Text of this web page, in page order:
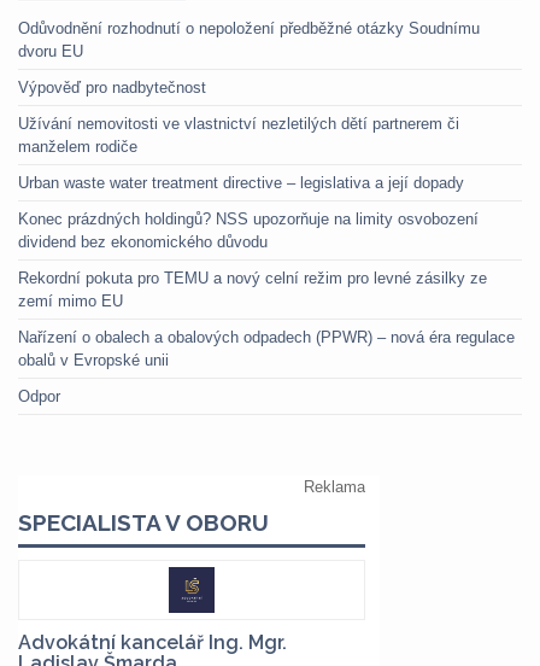
Odůvodnění rozhodnutí o nepoložení předběžné otázky Soudnímu
dvoru EU
Výpověď pro nadbytečnost
Užívání nemovitosti ve vlastnictví nezletilých dětí partnerem či
manželem rodiče
Urban waste water treatment directive – legislativa a její dopady
Konec prázdných holdingů? NSS upozorňuje na limity osvobození
dividend bez ekonomického důvodu
Rekordní pokuta pro TEMU a nový celní režim pro levné zásilky ze
zemí mimo EU
Nařízení o obalech a obalových odpadech (PPWR) – nová éra regulace
obalů v Evropské unii
Odpor